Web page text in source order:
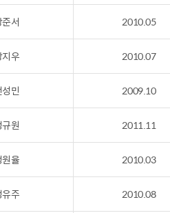
서 2010.05
지우 2010.07
민 2009.10
원 2011.11
원율 2010.03
유주 2010.08